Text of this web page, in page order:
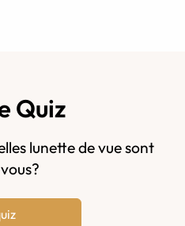
Quiz
lunette de vue sont